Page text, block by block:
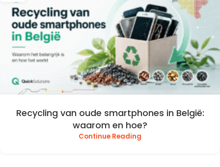
Recycling van oude smartphones in België:
waarom en hoe?
Continue Reading